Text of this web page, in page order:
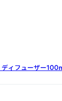
ディフューザー